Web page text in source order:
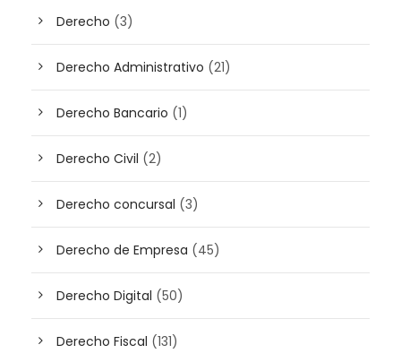
Derecho (3)
Derecho Administrativo (21)
Derecho Bancario (1)
Derecho Civil (2)
Derecho concursal (3)
Derecho de Empresa (45)
Derecho Digital (50)
Derecho Fiscal (131)